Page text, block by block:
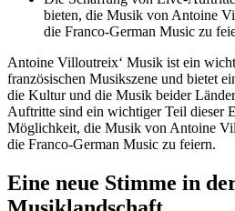
bieten, die Musik von Antoine
die Franco-German Music zu
Antoine Villoutreix‘ Musik ist ein
französischen Musikszene und bietet
die Kultur und die Musik beider
Auftritte sind ein wichtiger Teil dieser
Möglichkeit, die Musik von Antoine
die Franco-German Music zu feiern.
Eine neue Stimme in